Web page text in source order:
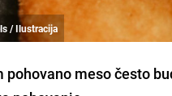
/ Ilustracija
pohovano meso često